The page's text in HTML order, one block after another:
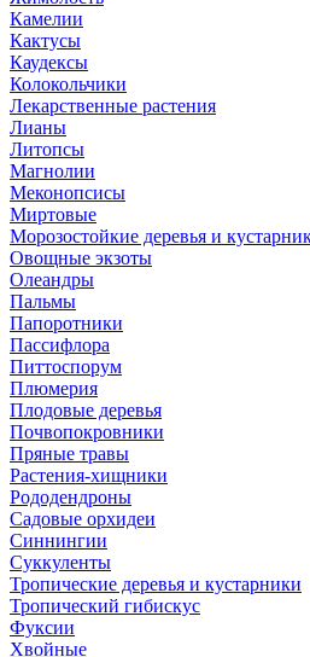
Камелии
Кактусы
Каудексы
Колокольчики
Лекарственные растения
Лианы
Литопсы
Магнолии
Меконопсисы
Миртовые
Морозостойкие деревья и
Овощные экзоты
Олеандры
Пальмы
Папоротники
Пассифлора
Питтоспорум
Плюмерия
Плодовые деревья
Почвопокровники
Пряные травы
Растения-хищники
Рододендроны
Садовые орхидеи
Синнингии
Суккуленты
Тропические деревья и кустарники
Тропический гибискус
Фуксии
Хвойные